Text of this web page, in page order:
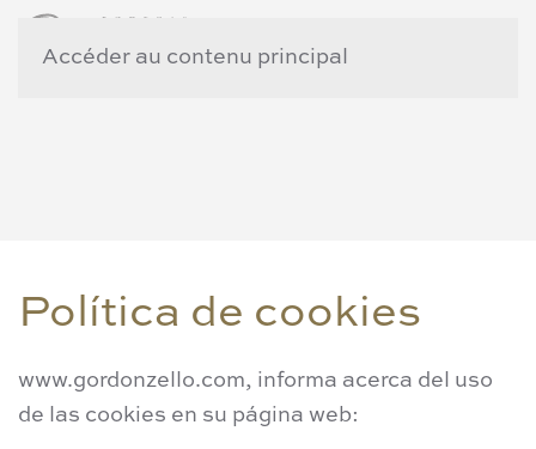
Accéder au contenu principal
Política de cookies
www.gordonzello.com, informa acerca del uso
de las cookies en su página web: